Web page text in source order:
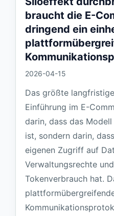
braucht die E-
dringend ein
2026-04-15
Das größte
Einführung im E-
darin, dass das
ist, sondern darin,
eigenen Zugriff auf
Verwaltungsrechte
Tokenverbrauch hat.